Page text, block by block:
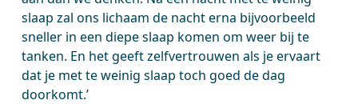
slaap zal ons lichaam de nacht erna bijvoorbeeld
sneller in een diepe slaap komen om weer bij te
tanken. En het geeft zelfvertrouwen als je ervaart
dat je met te weinig slaap toch goed de dag
doorkomt.’